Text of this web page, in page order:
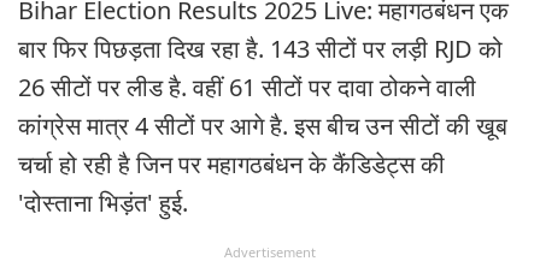
Bihar Election Results 2025 Live: महागठबंधन एक
बार फिर पिछड़ता दिख रहा है. 143 सीटों पर लड़ी RJD को
26 सीटों पर लीड है. वहीं 61 सीटों पर दावा ठोकने वाली
कांग्रेस मात्र 4 सीटों पर आगे है. इस बीच उन सीटों की खूब
चर्चा हो रही है जिन पर महागठबंधन के कैंडिडेट्स की
'दोस्ताना भिड़ंत' हुई.
Advertisement